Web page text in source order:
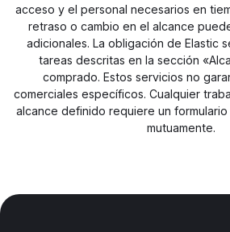
acceso y el personal necesarios en
retraso o cambio en el alcance
adicionales. La obligación de Elastic
tareas descritas en la sección
comprado. Estos servicios no
comerciales específicos. Cualquier
alcance definido requiere un
mutuamente.